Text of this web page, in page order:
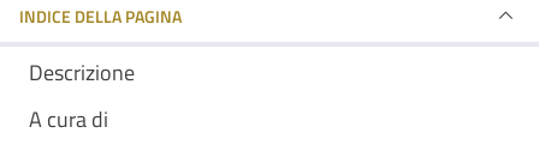
INDICE DELLA PAGINA
Descrizione
A cura di